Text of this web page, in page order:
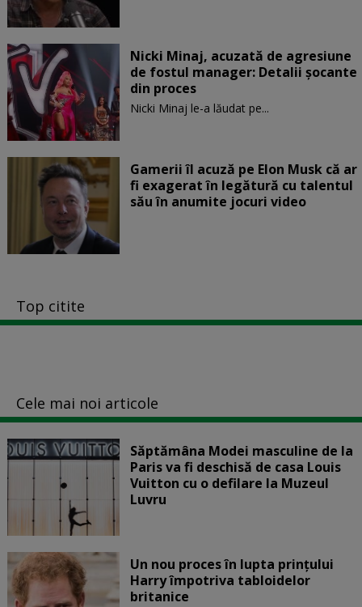
Nicki Minaj, acuzată de agresiune
de fostul manager: Detalii șocante
din proces
Nicki Minaj le-a lăudat pe...
Gamerii îl acuză pe Elon Musk că ar
fi exagerat în legătură cu talentul
său în anumite jocuri video
Top citite
Cele mai noi articole
Săptămâna Modei masculine de la
Paris va fi deschisă de casa Louis
Vuitton cu o defilare la Muzeul
Luvru
Un nou proces în lupta prinţului
Harry împotriva tabloidelor
britanice